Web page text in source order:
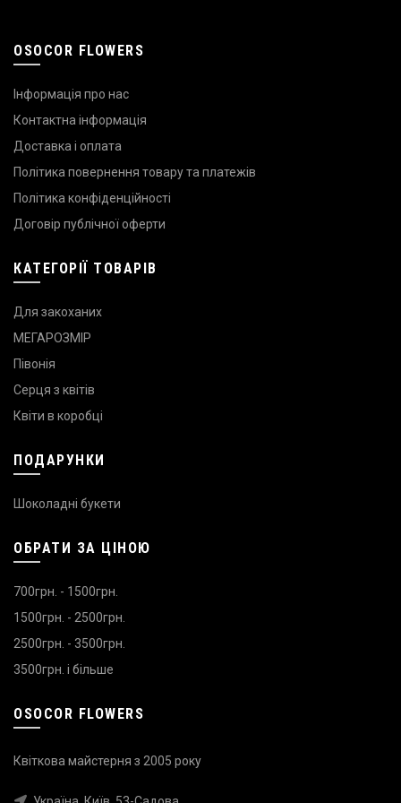
OSOCOR FLOWERS
Інформація про нас
Контактна інформація
Доставка і оплата
Політика повернення товару та платежів
Політика конфіденційності
Договір публічної оферти
КАТЕГОРІЇ ТОВАРІВ
Для закоханих
МЕГАРОЗМІР
Півонія
Серця з квітів
Квіти в коробці
ПОДАРУНКИ
Шоколадні букети
ОБРАТИ ЗА ЦІНОЮ
700грн. - 1500грн.
1500грн. - 2500грн.
2500грн. - 3500грн.
3500грн. і більше
OSOCOR FLOWERS
Квіткова майстерня з 2005 року